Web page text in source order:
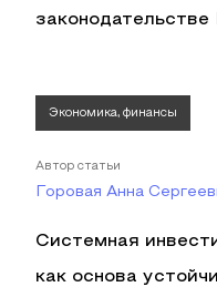
Экономика, финансы
Автор статьи
Горовая Анна
Системная
как основа